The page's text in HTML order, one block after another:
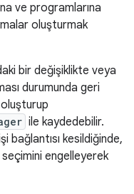
ve programlarına
oluşturmak
bir değişiklikte veya
durumunda geri
oluşturup
ile kaydedebilir.
bağlantısı kesildiğinde,
engelleyerek